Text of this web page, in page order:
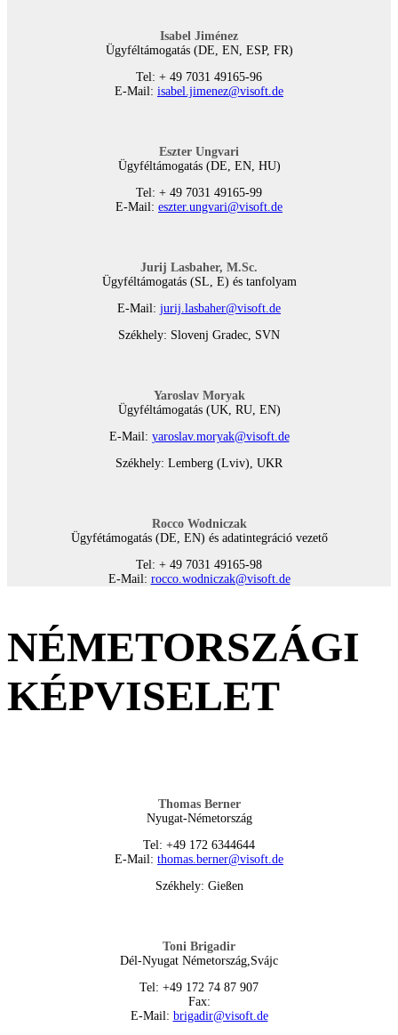
Isabel Jiménez
Ügyféltámogatás (DE, EN, ESP, FR)
Tel: + 49 7031 49165-96
E-Mail: isabel.jimenez@visoft.de
Eszter Ungvari
Ügyféltámogatás (DE, EN, HU)
Tel: + 49 7031 49165-99
E-Mail: eszter.ungvari@visoft.de
Jurij Lasbaher, M.Sc.
Ügyféltámogatás (SL, E) és tanfolyam
E-Mail: jurij.lasbaher@visoft.de
Székhely: Slovenj Gradec, SVN
Yaroslav Moryak
Ügyféltámogatás (UK, RU, EN)
E-Mail: yaroslav.moryak@visoft.de
Székhely: Lemberg (Lviv), UKR
Rocco Wodniczak
Ügyfétámogatás (DE, EN) és adatintegráció vezető
Tel: + 49 7031 49165-98
E-Mail: rocco.wodniczak@visoft.de
NÉMETORSZÁGI
KÉPVISELET
Thomas Berner
Nyugat-Németország
Tel: +49 172 6344644
E-Mail: thomas.berner@visoft.de
Székhely: Gießen
Toni Brigadir
Dél-Nyugat Németország,Svájc
Tel: +49 172 74 87 907
Fax:
E-Mail: brigadir@visoft.de